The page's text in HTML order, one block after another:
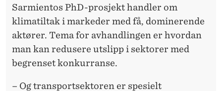
Sarmientos PhD-prosjekt handler om
klimatiltak i markeder med få, dominerende
aktører. Tema for avhandlingen er hvordan
man kan redusere utslipp i sektorer med
begrenset konkurranse.
– Og transportsektoren er spesielt